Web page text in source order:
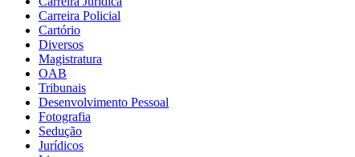
Carreira Policial
Cartório
Diversos
Magistratura
OAB
Tribunais
Desenvolvimento Pessoal
Fotografia
Sedução
Jurídicos